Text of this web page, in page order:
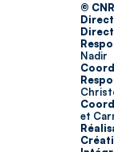
©
Nadir
et